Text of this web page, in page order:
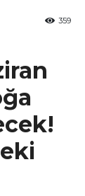
359